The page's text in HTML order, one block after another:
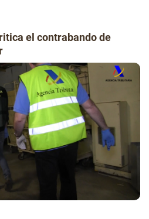
el contrabando de